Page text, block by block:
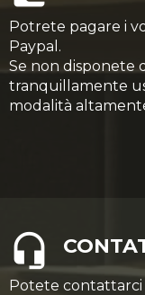
Potrete pagare i
Paypal.
Se non disponete
tranquillamente
modalità
Potete contattarci